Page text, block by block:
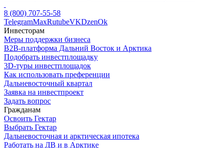
8 (800) 707-55-58
TelegramMaxRutubeVKDzenOk
Инвесторам
Меры поддержки бизнеса
B2B-платформа Дальний Восток и Арктика
Подобрать инвестплощадку
3D-туры инвестплощадок
Как использовать преференции
Дальневосточный квартал
Заявка на инвестпроект
Задать вопрос
Гражданам
Освоить Гектар
Выбрать Гектар
Дальневосточная и арктическая ипотека
Работать на ДВ и в Арктике